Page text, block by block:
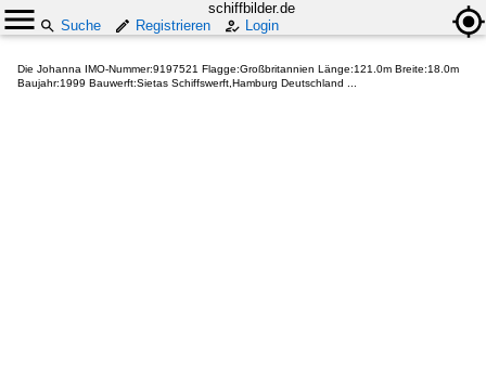
schiffbilder.de
Suche
Registrieren Login
Die Johanna IMO-Nummer:9197521 Flagge:Großbritannien Länge:121.0m Breite:18.0m
Baujahr:1999 Bauwerft:Sietas Schiffswerft,Hamburg Deutschland ...